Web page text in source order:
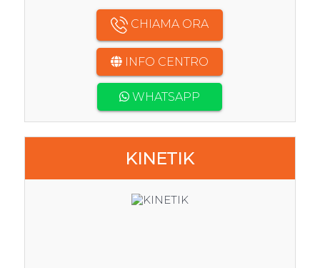
CHIAMA ORA
INFO CENTRO
WHATSAPP
KINETIK